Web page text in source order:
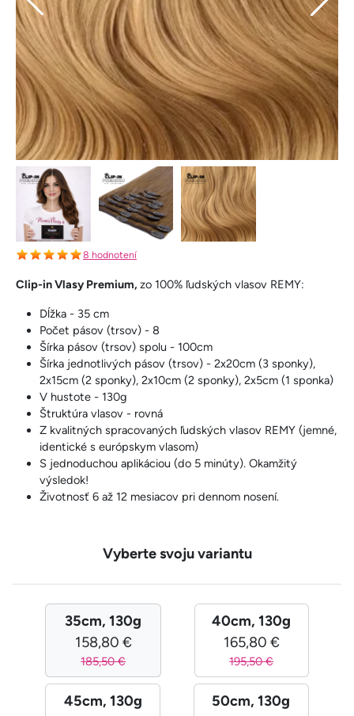
8 hodnotení
Clip-in Vlasy Premium,zo 100% ľudských vlasov REMY:
Dĺžka - 35 cm
Počet pásov (trsov) - 8
Šírka pásov (trsov) spolu - 100cm
Šírka jednotlivých pásov (trsov) - 2x20cm (3 sponky),
2x15cm (2 sponky), 2x10cm (2 sponky), 2x5cm (1 sponka)
V hustote - 130g
Štruktúra vlasov - rovná
Z kvalitných spracovaných ľudských vlasov REMY (jemné,
identické s európskym vlasom)
S jednoduchou aplikáciou (do 5 minúty). Okamžitý
výsledok!
Životnosť 6 až 12 mesiacov pri dennom nosení.
Vyberte svoju variantu
35cm, 130g
158,80 €
185,50 €
40cm, 130g
165,80 €
195,50 €
45cm, 130g
50cm, 130g